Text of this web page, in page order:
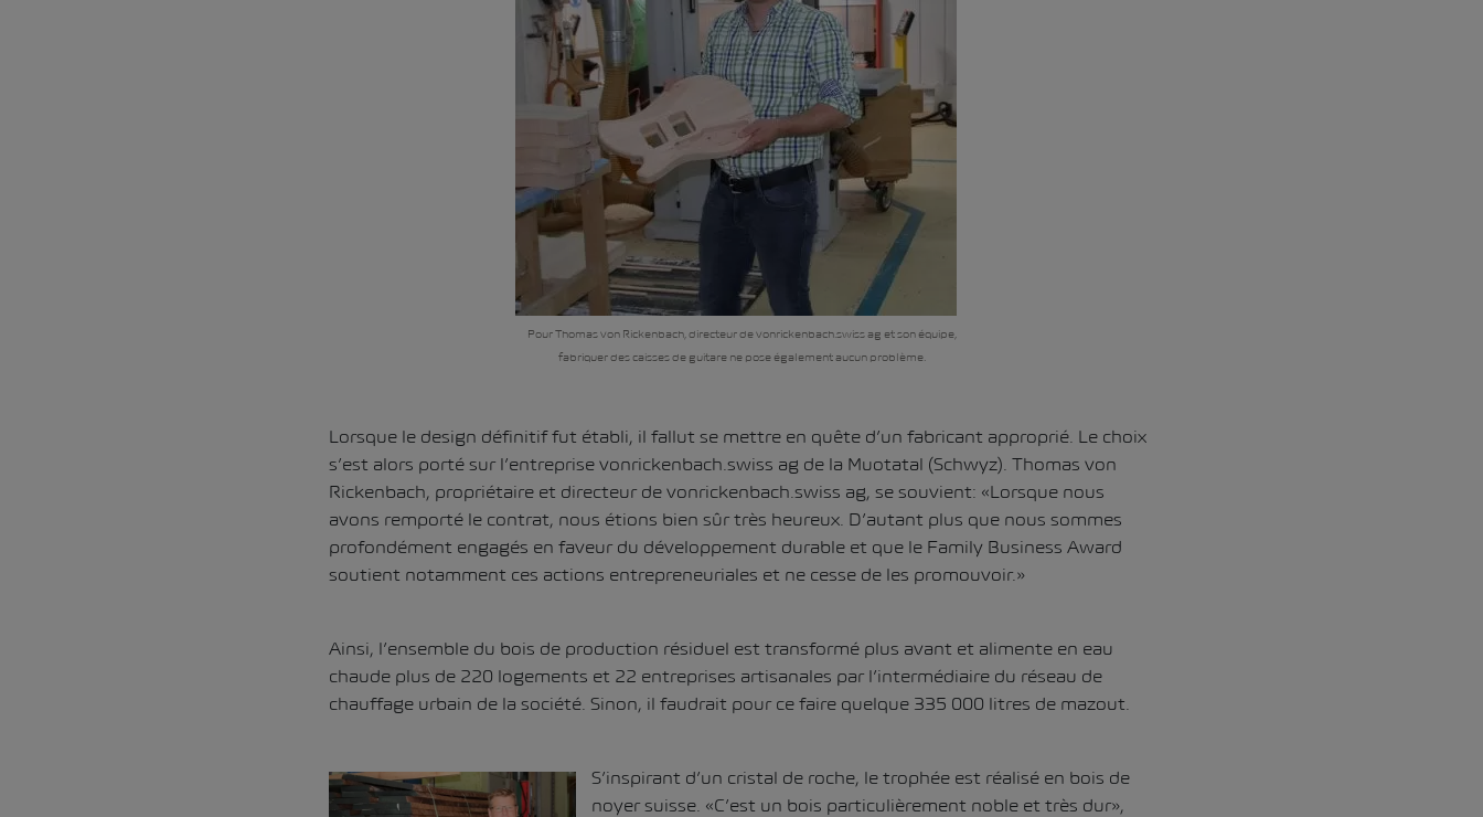
Pour Thomas von Rickenbach, directeur de vonrickenbach.swiss ag et son équipe,
fabriquer des caisses de guitare ne pose également aucun problème.
Lorsque le design définitif fut établi, il fallut se mettre en quête d’un fabricant approprié. Le choix
s’est alors porté sur l’entreprise vonrickenbach.swiss ag de la Muotatal (Schwyz). Thomas von
Rickenbach, propriétaire et directeur de vonrickenbach.swiss ag, se souvient: «Lorsque nous
avons remporté le contrat, nous étions bien sûr très heureux. D’autant plus que nous sommes
profondément engagés en faveur du développement durable et que le Family Business Award
soutient notamment ces actions entrepreneuriales et ne cesse de les promouvoir.»
Ainsi, l’ensemble du bois de production résiduel est transformé plus avant et alimente en eau
chaude plus de 220 logements et 22 entreprises artisanales par l’intermédiaire du réseau de
chauffage urbain de la société. Sinon, il faudrait pour ce faire quelque 335 000 litres de mazout.
S’inspirant d’un cristal de roche, le trophée est réalisé en bois de
noyer suisse. «C’est un bois particulièrement noble et très dur»,